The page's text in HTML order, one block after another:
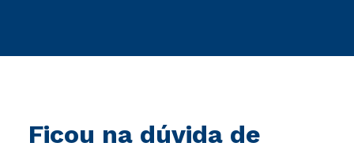
Ficou na dúvida de